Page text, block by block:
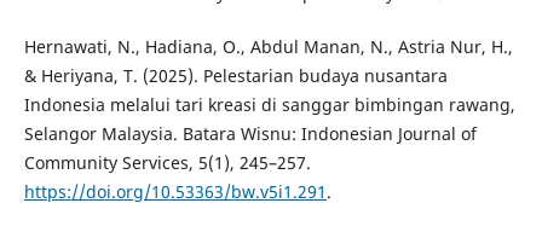
Hernawati, N., Hadiana, O., Abdul Manan, N., Astria Nur, H.,
& Heriyana, T. (2025). Pelestarian budaya nusantara
Indonesia melalui tari kreasi di sanggar bimbingan rawang,
Selangor Malaysia. Batara Wisnu: Indonesian Journal of
Community Services, 5(1), 245–257.
https://doi.org/10.53363/bw.v5i1.291 .